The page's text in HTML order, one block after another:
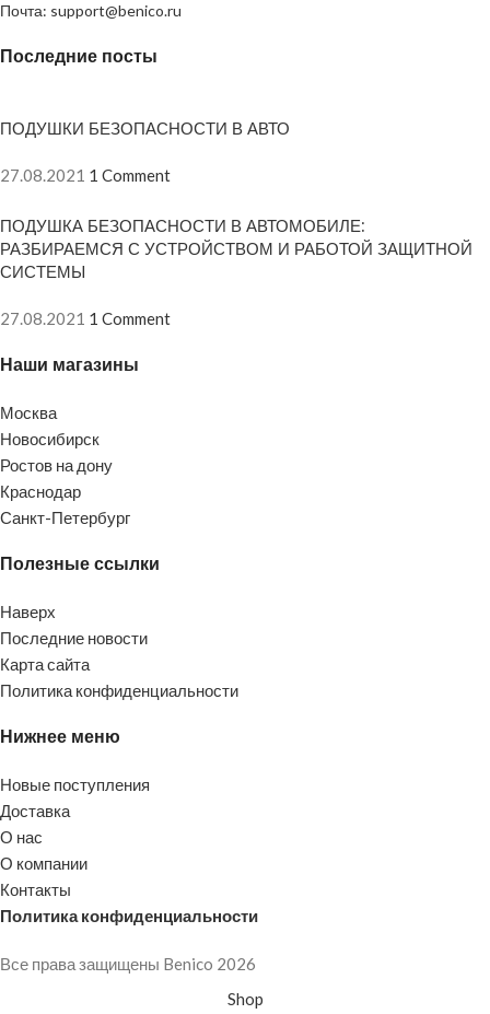
Почта: support@benico.ru
Последние посты
ПОДУШКИ БЕЗОПАСНОСТИ В АВТО
27.08.2021 1 Comment
ПОДУШКА БЕЗОПАСНОСТИ В АВТОМОБИЛЕ:
РАЗБИРАЕМСЯ С УСТРОЙСТВОМ И РАБОТОЙ ЗАЩИТНОЙ
СИСТЕМЫ
27.08.2021 1 Comment
Наши магазины
Москва
Новосибирск
Ростов на дону
Краснодар
Санкт-Петербург
Полезные ссылки
Наверх
Последние новости
Карта сайта
Политика конфиденциальности
Нижнее меню
Новые поступления
Доставка
О нас
О компании
Контакты
Политика конфиденциальности
Все права защищены Benico 2026
Shop